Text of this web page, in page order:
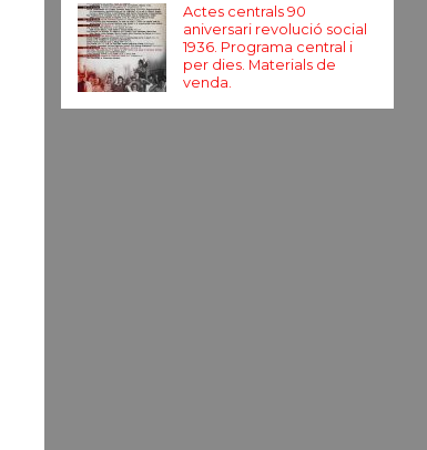
Actes centrals 90
aniversari revolució social
1936. Programa central i
per dies. Materials de
venda.